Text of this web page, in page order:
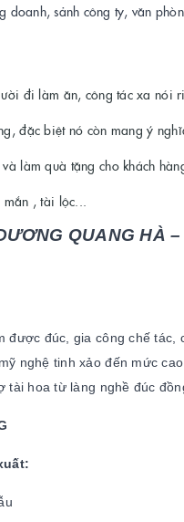
doanh, sảnh công ty, văn
đi làm ăn, công tác xa nói
đặc biệt nó còn mang ý
làm quà tặng cho khách
mắn , tài lộc...
QUANG HÀ
được đúc, gia công chế
nghệ tinh xảo đến mức
tài hoa từ làng nghề đúc